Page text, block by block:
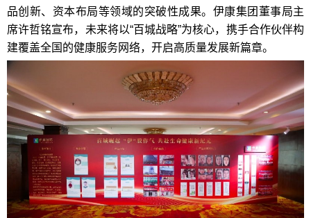
品创新、资本布局等领域的突破性成果。伊康集团董事局主
席许哲铭宣布，未来将以“百城战略”为核心，携手合作伙伴构
建覆盖全国的健康服务网络，开启高质量发展新篇章。